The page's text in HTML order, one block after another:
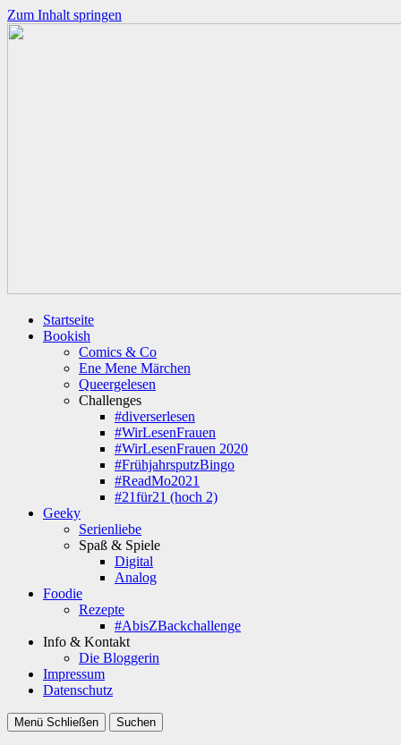
Zum Inhalt springen
Startseite
Bookish
Comics & Co
Ene Mene Märchen
Queergelesen
Challenges
#diverserlesen
#WirLesenFrauen
#WirLesenFrauen 2020
#FrühjahrsputzBingo
#ReadMo2021
#21für21 (hoch 2)
Geeky
Serienliebe
Spaß & Spiele
Digital
Analog
Foodie
Rezepte
#AbisZBackchallenge
Info & Kontakt
Die Bloggerin
Impressum
Datenschutz
Menü Schließen Suchen